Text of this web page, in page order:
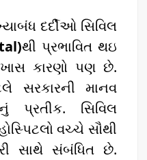
દર્દીઓ સિવિલ
થી પ્રભાવિત થઇ
કારણો પણ છે.
સરકારની માનવ
પ્રતીક. સિવિલ
વચ્ચે સૌથી
સાથે સંબંધિત છે.